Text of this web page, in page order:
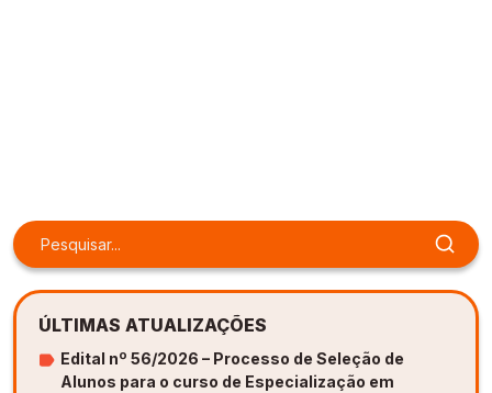
ÚLTIMAS ATUALIZAÇÕES
Edital nº 56/2026 – Processo de Seleção de
Alunos para o curso de Especialização em